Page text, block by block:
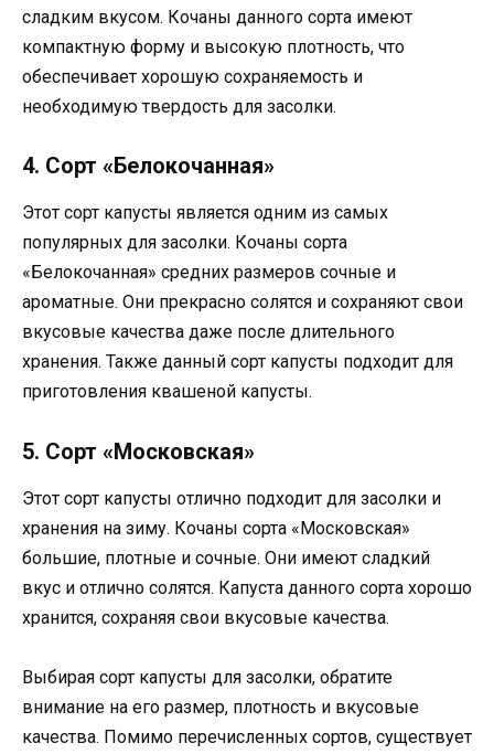
сладким вкусом. Кочаны данного сорта имеют
компактную форму и высокую плотность, что
обеспечивает хорошую сохраняемость и
необходимую твердость для засолки.
4. Сорт «Белокочанная»
Этот сорт капусты является одним из самых
популярных для засолки. Кочаны сорта
«Белокочанная» средних размеров сочные и
ароматные. Они прекрасно солятся и сохраняют свои
вкусовые качества даже после длительного
хранения. Также данный сорт капусты подходит для
приготовления квашеной капусты.
5. Сорт «Московская»
Этот сорт капусты отлично подходит для засолки и
хранения на зиму. Кочаны сорта «Московская»
большие, плотные и сочные. Они имеют сладкий
вкус и отлично солятся. Капуста данного сорта хорошо
хранится, сохраняя свои вкусовые качества.
Выбирая сорт капусты для засолки, обратите
внимание на его размер, плотность и вкусовые
качества. Помимо перечисленных сортов, существует